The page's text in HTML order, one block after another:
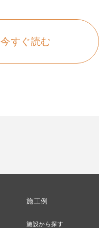
今すぐ読む
施工例
施設から探す